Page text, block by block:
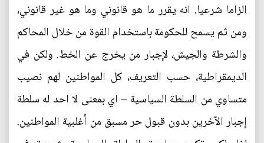
الزاما شرعيا. انه يقرر ما هو قانوني وما هو غير قانوني،
ومن ثم يسمح للحكومة باستخدام القوة من خلال المحاكم
والشرطة والجيش، لإجبار من يخرج عن الخط. ولكن في
الديمقراطية، حسب التعريف، كل المواطنين لهم نصيب
متساوي من السلطة السياسية – اي بمعنى لا احد له سلطة
إجبار الآخرين بدون قبول حر مسبق من أغلبية المواطنين.